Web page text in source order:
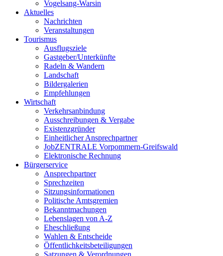
Vogelsang-Warsin
Aktuelles
Nachrichten
Veranstaltungen
Tourismus
Ausflugsziele
Gastgeber/Unterkünfte
Radeln & Wandern
Landschaft
Bildergalerien
Empfehlungen
Wirtschaft
Verkehrsanbindung
Ausschreibungen & Vergabe
Existenzgründer
Einheitlicher Ansprechpartner
JobZENTRALE Vorpommern-Greifswald
Elektronische Rechnung
Bürgerservice
Ansprechpartner
Sprechzeiten
Sitzungsinformationen
Politische Amtsgremien
Bekanntmachungen
Lebenslagen von A-Z
Eheschließung
Wahlen & Entscheide
Öffentlichkeitsbeteiligungen
Satzungen & Verordnungen